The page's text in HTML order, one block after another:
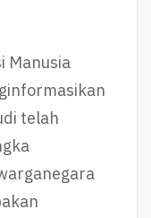
Manusia
telah